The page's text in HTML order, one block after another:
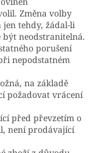
Změna volby
jen tehdy, žádal-li
neodstranitelná.
porušení
nepodstatném
na základě
požadovat vrácení
před převzetím o
není prodávající